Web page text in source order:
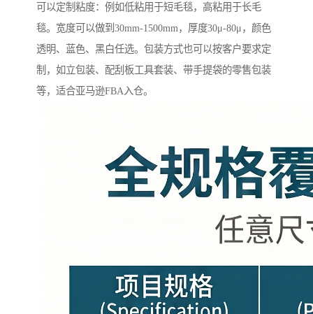
可以定制粘度：例如低粘用于短毛毯，高粘用于长毛
毯。宽度可以做到30mm-1500mm，厚度30μ-80μ，颜色
透明、蓝色、黑白任选。包装方式也可以按客户要求定
制，如立包装、配刮板工具套装、带手提袋的零售包装
等，适合亚马逊FBA入仓。